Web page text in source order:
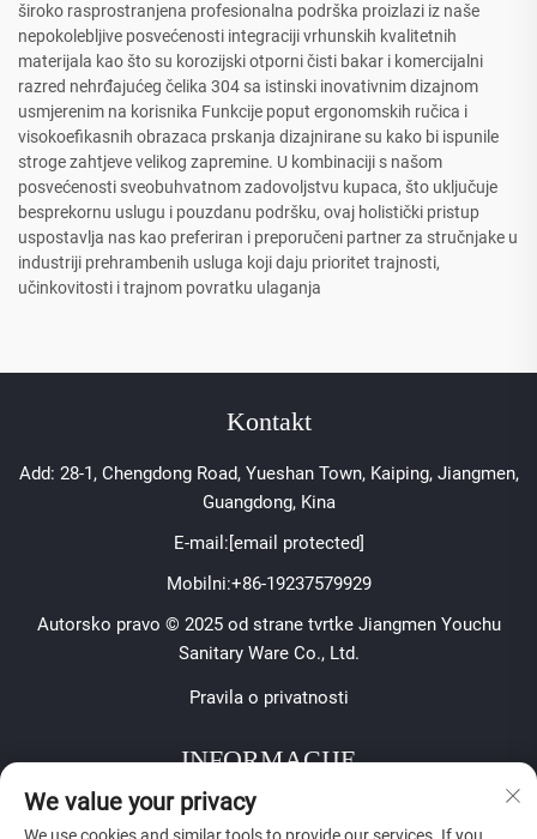
široko rasprostranjena profesionalna podrška proizlazi iz naše
nepokolebljive posvećenosti integraciji vrhunskih kvalitetnih
materijala kao što su korozijski otporni čisti bakar i komercijalni
razred nehrđajućeg čelika 304 sa istinski inovativnim dizajnom
usmjerenim na korisnika Funkcije poput ergonomskih ručica i
visokoefikasnih obrazaca prskanja dizajnirane su kako bi ispunile
stroge zahtjeve velikog zapremine. U kombinaciji s našom
posvećenosti sveobuhvatnom zadovoljstvu kupaca, što uključuje
besprekornu uslugu i pouzdanu podršku, ovaj holistički pristup
uspostavlja nas kao preferiran i preporučeni partner za stručnjake u
industriji prehrambenih usluga koji daju prioritet trajnosti,
učinkovitosti i trajnom povratku ulaganja
Kontakt
Add: 28-1, Chengdong Road, Yueshan Town, Kaiping, Jiangmen,
Guangdong, Kina
E-mail:[email protected]
Mobilni:+86-19237579929
Autorsko pravo © 2025 od strane tvrtke Jiangmen Youchu
Sanitary Ware Co., Ltd.
Pravila o privatnosti
INFORMACIJE
Prijavite se za primanje našeg tjednog biltena
We value your privacy